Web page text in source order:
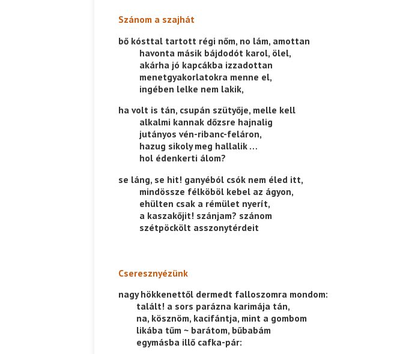
Szánom a szajhát
bő kósttal tartott régi nőm, no lám, amottan
havonta másik bájdodót karol, ölel,
akárha jó kapcákba izzadottan
menetgyakorlatokra menne el,
ingében lelke nem lakik,
ha volt is tán, csupán szütyője, melle kell
alkalmi kannak dőzsre hajnalig
jutányos vén-ribanc-feláron,
hazug sikoly meg hallalik …
hol édenkerti álom?
se láng, se hit! ganyéból csók nem éled itt,
mindössze félköböl kebel az ágyon,
ehülten csak a rémület nyerít,
a kaszakőjit! szánjam? szánom
szétpöckölt asszonytérdeit
Cseresznyézünk
nagy hökkenettől dermedt falloszomra mondom:
talált! a sors parázna karimája tán,
na, kösznöm, kacifántja, mint a gombom
likába tűm ~ barátom, bűbabám
egymásba illő cafka-pár:
Káplán Géza: Erotikai kalauz